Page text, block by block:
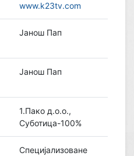
www.k23tv.com
Јанош Пап
Јанош Пап
1.Пако д.о.о.,
Суботица-100%
Специјализоване